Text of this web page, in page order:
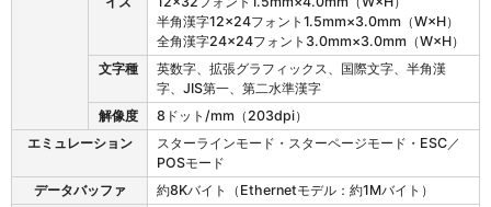
半角漢字12×24フォント1.5mm×3.0mm（W×H）
全角漢字24×24フォント3.0mm×3.0mm（W×H）
文字種
英数字、拡張グラフィックス、国際文字、半角漢
字、JIS第一、第二水準漢字
解像度
8ドット/mm（203dpi）
エミュレーション
スターラインモード・スターページモード・ESC／
POSモード
データバッファ
約8Kバイト（Ethernetモデル：約1Mバイト）